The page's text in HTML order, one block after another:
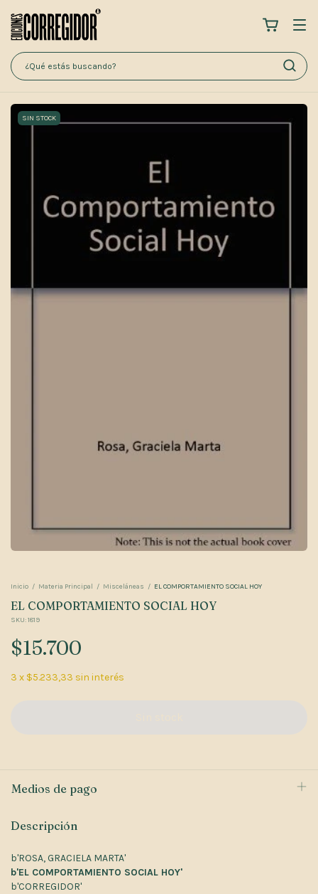
SIN STOCK
Inicio / Materia Principal / Misceláneas / EL COMPORTAMIENTO SOCIAL HOY
EL COMPORTAMIENTO SOCIAL HOY
SKU:1819
$15.700
3 x $5.233,33 sin interés
Medios de pago
Descripción
b'ROSA, GRACIELA MARTA'
b'EL COMPORTAMIENTO SOCIAL HOY'
b'CORREGIDOR'